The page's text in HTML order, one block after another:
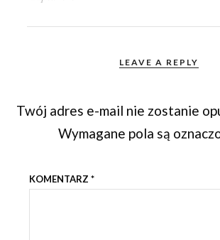
LEAVE A REPLY
Twój adres e-mail nie zostanie
Wymagane pola są
KOMENTARZ *